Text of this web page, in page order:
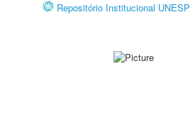
Repositório Institucional UNESP